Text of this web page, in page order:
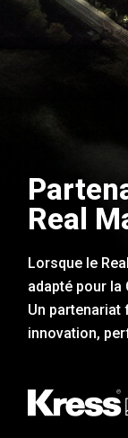
Real
Lorsque le
adapté pour la
Un partenariat
innovation,